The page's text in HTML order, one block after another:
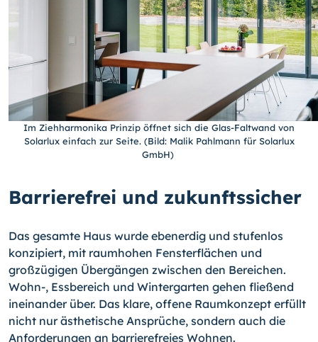
Im Ziehharmonika Prinzip öffnet sich die Glas-Faltwand von
Solarlux einfach zur Seite. (Bild: Malik Pahlmann für Solarlux
GmbH)
Barrierefrei und zukunftssicher
Das gesamte Haus wurde ebenerdig und stufenlos
konzipiert, mit raumhohen Fensterflächen und
großzügigen Übergängen zwischen den Bereichen.
Wohn-, Essbereich und Wintergarten gehen fließend
ineinander über. Das klare, offene Raumkonzept erfüllt
nicht nur ästhetische Ansprüche, sondern auch die
Anforderungen an barrierefreies Wohnen.